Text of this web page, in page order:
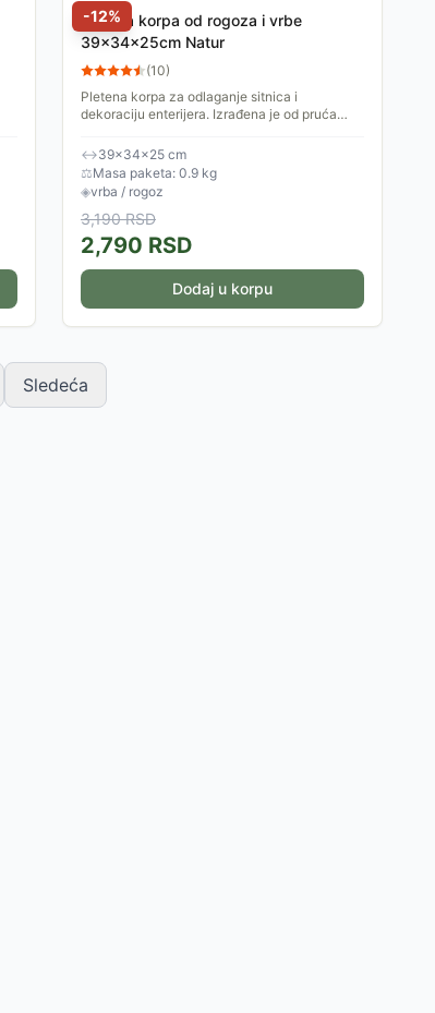
-12%
Pletena korpa od rogoza i vrbe
39x34x25cm Natur
(10)
Pletena korpa za odlaganje sitnica i
dekoraciju enterijera. Izrađena je od pruća
učiniće da izgled...
↔39×34×25 cm
⚖Masa paketa: 0.9 kg
◈vrba / rogoz
3,190RSD
2,790 RSD
Dodaj u korpu
Sledeća